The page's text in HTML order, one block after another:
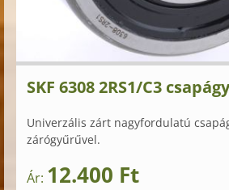
SKF 6308 2RS1/C3 csapágy
Univerzális zárt nagyfordulatú
zárógyűrűvel.
Ár: 12.400 Ft